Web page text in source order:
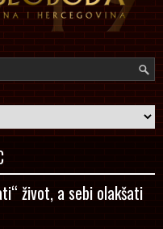
život, a sebi olakšati